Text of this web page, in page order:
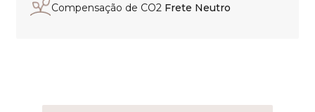
Compensação de CO2 Frete Neutro